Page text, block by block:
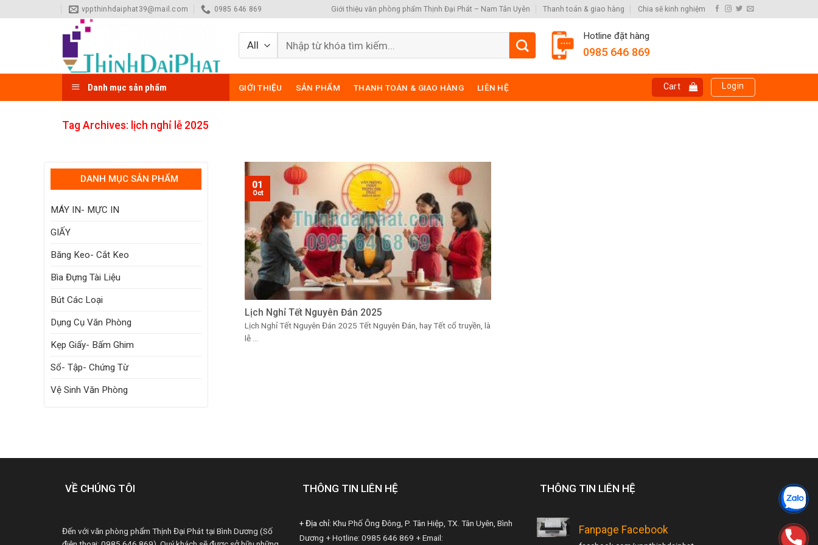
to
vppthinhdaiphat39@mail.com 0985 646 869 Giới thiệu văn phòng phẩm Thịnh Đại Phát – Nam Tân Uyên Thanh toán & giao hàng Chia sẽ kinh nghiệm
Search
Hotline đặt hàng
0985 646 869
Danh mục sản phẩm GIỚI THIỆU SẢN PHẨM THANH TOÁN & GIAO HÀNG LIÊN HỆ Cart Login
Tag Archives: lịch nghỉ lễ 2025
DANH MỤC SẢN PHẨM
MÁY IN- MỰC IN
GIẤY
Băng Keo- Cắt Keo
Bìa Đựng Tài Liệu
Bút Các Loại
Dụng Cụ Văn Phòng
Kẹp Giấy- Bấm Ghim
Sổ- Tập- Chứng Từ
Vệ Sinh Văn Phòng
Lịch Nghỉ Tết Nguyên Đán 2025
Lịch Nghỉ Tết Nguyên Đán 2025 Tết Nguyên Đán, hay Tết cổ truyền, là
lễ ...
01
Oct
VỀ CHÚNG TÔI
Đến với văn phòng phẩm Thịnh Đại Phát tại Bình Dương (Số
THÔNG TIN LIÊN HỆ
+ Địa chỉ: Khu Phố Ông Đông, P. Tân Hiệp, TX. Tân Uyên, Bình
Dương + Hotline: 0985 646 869 + Email:
THÔNG TIN LIÊN HỆ
Fanpage Facebook